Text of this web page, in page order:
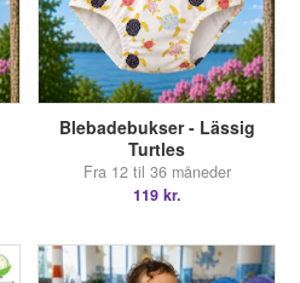
Blebadebukser - Lässig
Turtles
Fra 12 til 36 måneder
119 kr.